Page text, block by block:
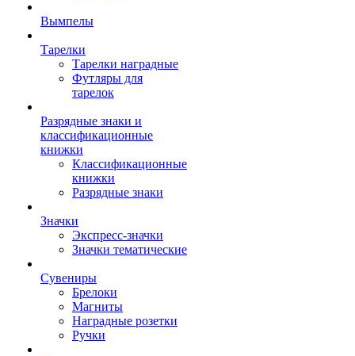
Вымпелы
Тарелки
Тарелки наградные
Футляры для
тарелок
Разрядные знаки и
классификационные
книжки
Классификационные
книжки
Разрядные знаки
Значки
Экспресс-значки
Значки тематические
Сувениры
Брелоки
Магниты
Наградные розетки
Ручки